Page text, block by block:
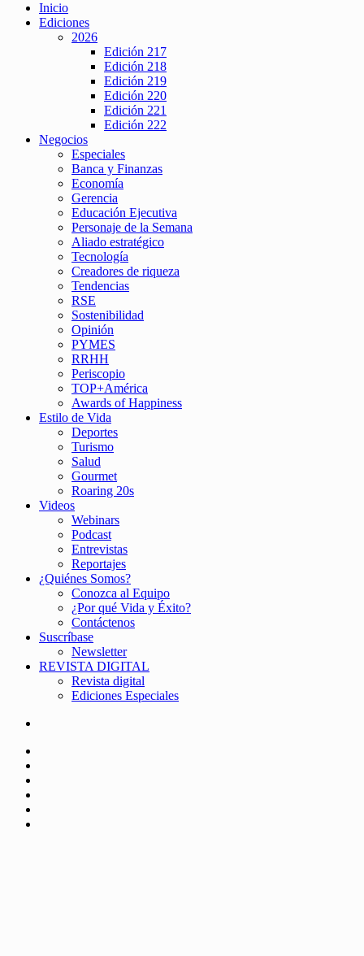
Inicio
Ediciones
2026
Edición 217
Edición 218
Edición 219
Edición 220
Edición 221
Edición 222
Negocios
Especiales
Banca y Finanzas
Economía
Gerencia
Educación Ejecutiva
Personaje de la Semana
Aliado estratégico
Tecnología
Creadores de riqueza
Tendencias
RSE
Sostenibilidad
Opinión
PYMES
RRHH
Periscopio
TOP+América
Awards of Happiness
Estilo de Vida
Deportes
Turismo
Salud
Gourmet
Roaring 20s
Videos
Webinars
Podcast
Entrevistas
Reportajes
¿Quiénes Somos?
Conozca al Equipo
¿Por qué Vida y Éxito?
Contáctenos
Suscríbase
Newsletter
REVISTA DIGITAL
Revista digital
Ediciones Especiales